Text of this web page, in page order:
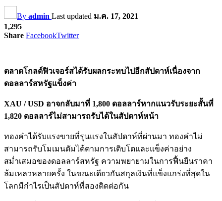
By admin Last updated ม.ค. 17, 2021
1,295
Share FacebookTwitter
ตลาดโกลด์ฟิวเจอร์สได้รับผลกระทบไปอีกสัปดาห์เนื่องจาก
ดอลลาร์สหรัฐแข็งค่า
XAU / USD อาจกลับมาที่ 1,800 ดอลลาร์หากแนวรับระยะสั้นที่
1,820 ดอลลาร์ไม่สามารถรับได้ในสัปดาห์หน้า
ทองคำได้รับแรงขายที่รุนแรงในสัปดาห์ที่ผ่านมา ทองคำไม่
สามารถรับโมเมนตัมได้ตามการเติบโตและแข็งค่าอย่าง
สม่ำเสมอของดอลลาร์สหรัฐ ความพยายามในการฟื้นยืนราคา
ล้มเหลวหลายครั้ง ในขณะเดียวกันสกุลเงินที่แข็งแกร่งที่สุดใน
โลกมีกำไรเป็นสัปดาห์ที่สองติดต่อกัน